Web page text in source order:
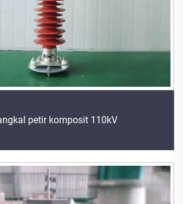
petir komposit 110kV